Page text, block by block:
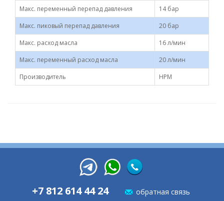
Макс. переменный перепад давления
14 бар
Макс. пиковый перепад давления
20 бар
Макс. расход масла
16 л/мин
Макс. переменный расход масла
20 л/мин
Производитель
HPM
+7 812 614 44 24 обратная связь